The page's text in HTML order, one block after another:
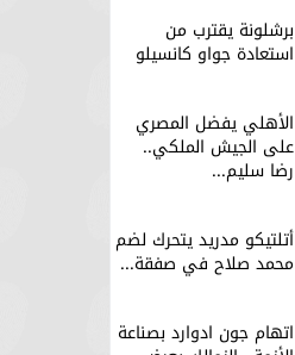
برشلونة يقترب من
استعادة جواو كانسيلو
الأهلي يفضل المصري
على الجيش الملكي..
رضا سليم...
أتلتيكو مدريد يتحرك لضم
محمد صلاح في صفقة...
اتهام جون ادوارد بصناعة